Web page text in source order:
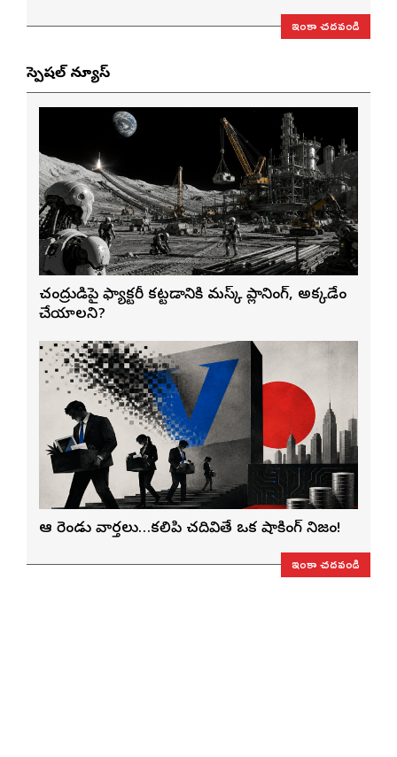
ఇంకా చదవండి
స్పెషల్ న్యూస్
చంద్రుడిపై ఫ్యాక్టరీ కట్టడానికి మస్క్ ప్లానింగ్, అక్కడేం
చేయాలని?
ఆ రెండు వార్తలు…కలిపి చదివితే ఒక షాకింగ్ నిజం!
ఇంకా చదవండి